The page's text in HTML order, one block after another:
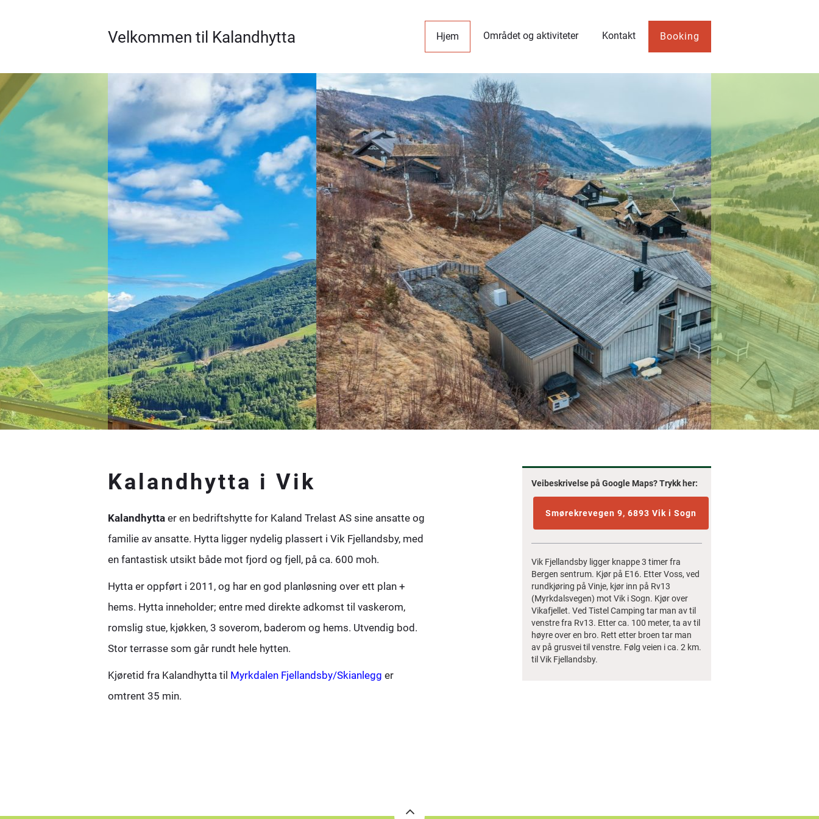
Velkommen til Kalandhytta Hjem Området og aktiviteter Kontakt Booking
Kalandhytta i Vik
Kalandhytta er en bedriftshytte for Kaland Trelast AS sine ansatte og
familie av ansatte. Hytta ligger nydelig plassert i Vik Fjellandsby, med
en fantastisk utsikt både mot fjord og fjell, på ca. 600 moh.
Hytta er oppført i 2011, og har en god planløsning over ett plan +
hems. Hytta inneholder; entre med direkte adkomst til vaskerom,
romslig stue, kjøkken, 3 soverom, baderom og hems. Utvendig bod.
Stor terrasse som går rundt hele hytten.
Kjøretid fra Kalandhytta til Myrkdalen Fjellandsby/Skianlegg er
omtrent 35 min.
Veibeskrivelse på Google Maps? Trykk her:
Smørekrevegen 9, 6893 Vik i Sogn
Vik Fjellandsby ligger knappe 3 timer fra
Bergen sentrum. Kjør på E16. Etter Voss, ved
rundkjøring på Vinje, kjør inn på Rv13
(Myrkdalsvegen) mot Vik i Sogn. Kjør over
Vikafjellet. Ved Tistel Camping tar man av til
venstre fra Rv13. Etter ca. 100 meter, ta av til
høyre over en bro. Rett etter broen tar man
av på grusvei til venstre. Følg veien i ca. 2 km.
til Vik Fjellandsby.